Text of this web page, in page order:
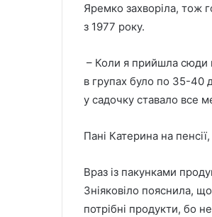
Яремко захворіла, тож
з 1977 року.
– Коли я прийшла сюди
в групах було по 35-40
у садочку ставало все
Пані Катерина на
Враз із пакунками
Зніяковіло пояснила,
потрібні продукти, бо